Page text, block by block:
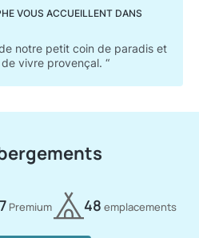
VOUS ACCUEILLENT DANS
notre petit coin de paradis et
vivre provençal. “
Premium 48 emplacements